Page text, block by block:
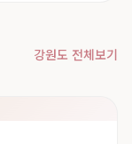
강원도 전체보기